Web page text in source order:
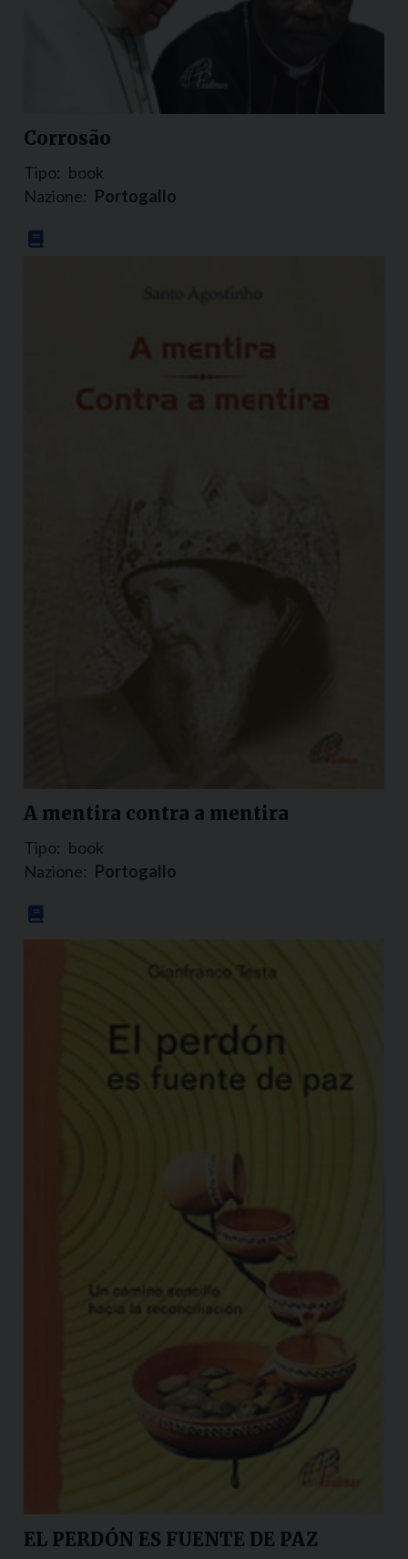
Corrosão
Tipo: book
Nazione: Portogallo
A mentira contra a mentira
Tipo: book
Nazione: Portogallo
EL PERDÓN ES FUENTE DE PAZ